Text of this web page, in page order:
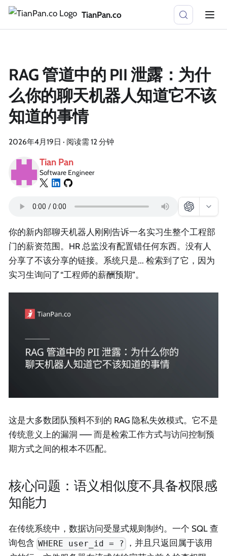
TianPan.co
RAG 管道中的 PII 泄露：为什
么你的聊天机器人知道它不该
知道的事情
2026年4月19日 · 阅读需 12 分钟
Tian Pan
Software Engineer
你的新内部聊天机器人刚刚告诉一名实习生整个工程部
门的薪资范围。HR 总监没有配置错任何东西。没有人
分享了不该分享的链接。系统只是... 检索到了它，因为
实习生询问了“工程师的薪酬预期”。
这是大多数团队预料不到的 RAG 隐私失效模式。它不是
传统意义上的漏洞 —— 而是检索工作方式与访问控制预
期方式之间的根本不匹配。
核心问题：语义相似度不具备权限感
知能力
在传统系统中，数据访问受显式规则制约。一个 SQL 查
询包含 WHERE user_id = ?
，并且只返回属于该用